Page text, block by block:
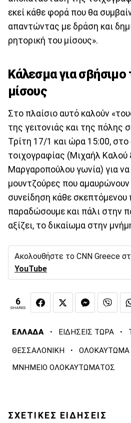
εκεί κάθε φορά που θα
απαντώντας με δράση και
ρητορική του μίσους».
Κάλεσμα για
μίσους
Στο πλαίσιο αυτό καλούν
της γειτονιάς και της πόλης
Τρίτη 17/1 και ώρα 15:00, στο
τοιχογραφίας (Μιχαήλ Καλού
Μαργαροπούλου γωνία) για
μουντζούρες που
συνείδηση κάθε σκεπτόμενου
παραδώσουμε και πάλι στην
αξίζει, το δικαίωμα στην
Ακολουθήστε το CNN Greece
YouTube
6
SHARES
ΕΛΛΑΔΑ · ΕΙΔΗΣΕΙΣ ΤΩΡΑ ·
ΘΕΣΣΑΛΟΝΙΚΗ · ΟΛΟΚΑΥΤΩΜΑ
ΜΝΗΜΕΙΟ ΟΛΟΚΑΥΤΩΜΑΤΟΣ
ΣΧΕΤΙΚΕΣ ΕΙΔΗΣΕΙΣ